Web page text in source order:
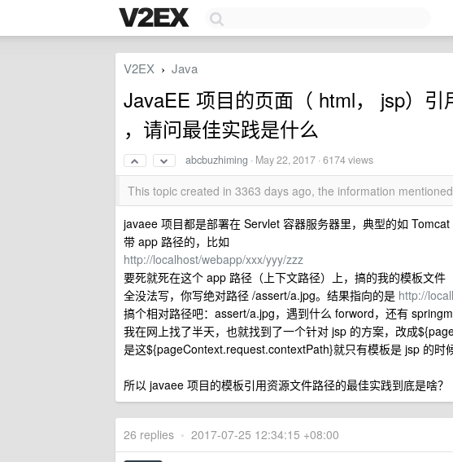
V2EX › Java
JavaEE 项目的页面（ html， jsp）
，请问最佳实践是什么
abcbuzhiming · May 22, 2017 · 6174 views
This topic created in 3363 days ago, the information
javaee 项目都是部署在 Servlet 容器服务器里，典型的如
带 app 路径的，比如
http://localhost/webapp/xxx/yyy/zzz
要死就死在这个 app 路径（上下文路径）上，搞的我的模板文
全没法写，你写绝对路径 /assert/a.jpg。结果指向的是 http://
搞个相对路径吧：assert/a.jpg，遇到什么 forword，还有
我在网上找了半天，也就找到了一个针对 jsp 的方案，改成
是这${pageContext.request.contextPath}就只有模板是 jsp 的时
所以 javaee 项目的模板引用资源文件路径的最佳实践到底是啥？
26 replies • 2017-07-25 12:34:15 +08:00